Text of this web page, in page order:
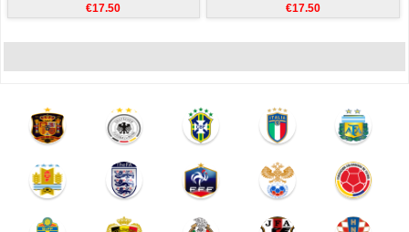
€17.50 €17.50